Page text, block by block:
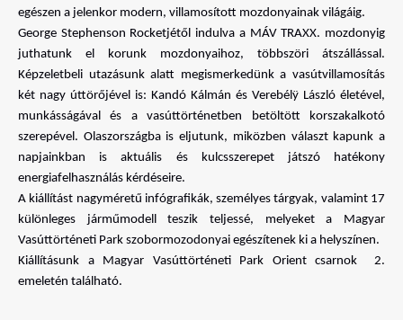
egészen a jelenkor modern, villamosított mozdonyainak világáig.
George Stephenson Rocketjétől indulva a MÁV TRAXX. mozdonyig
juthatunk el korunk mozdonyaihoz, többszöri átszállással.
Képzeletbeli utazásunk alatt megismerkedünk a vasútvillamosítás
két nagy úttörőjével is: Kandó Kálmán és Verebélӱ László életével,
munkásságával és a vasúttörténetben betöltött korszakalkotó
szerepével. Olaszországba is eljutunk, miközben választ kapunk a
napjainkban is aktuális és kulcsszerepet játszó hatékony
energiafelhasználás kérdéseire.
A kiállítást nagyméretű infógrafikák, személyes tárgyak, valamint 17
különleges járműmodell teszik teljessé, melyeket a Magyar
Vasúttörténeti Park szobormozodonyai egészítenek ki a helyszínen.
Kiállításunk a Magyar Vasúttörténeti Park Orient csarnok  2.
emeletén található.